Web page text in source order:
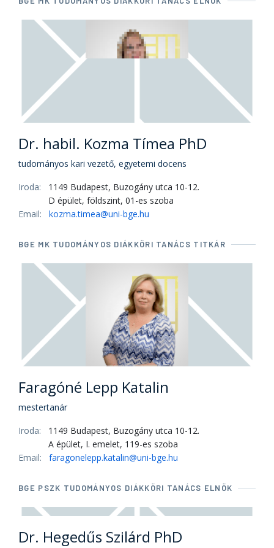
Dr. habil. Kozma Tímea PhD
tudományos kari vezető, egyetemi docens
Iroda:
1149 Budapest, Buzogány utca 10-12.
D épület, földszint, 01-es szoba
Email:
kozma.timea@uni-bge.hu
BGE MK TUDOMÁNYOS DIÁKKÖRI TANÁCS TITKÁR
Faragóné Lepp Katalin
mestertanár
Iroda:
1149 Budapest, Buzogány utca 10-12.
A épület, I. emelet, 119-es szoba
Email:
faragonelepp.katalin@uni-bge.hu
BGE PSZK TUDOMÁNYOS DIÁKKÖRI TANÁCS ELNÖK
Dr. Hegedűs Szilárd PhD